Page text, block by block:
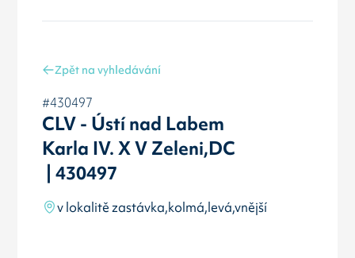
Zpět na vyhledávání
#430497
CLV - Ústí nad Labem
Karla IV. X V Zeleni,DC
| 430497
v lokalitě zastávka,kolmá,levá,vnější